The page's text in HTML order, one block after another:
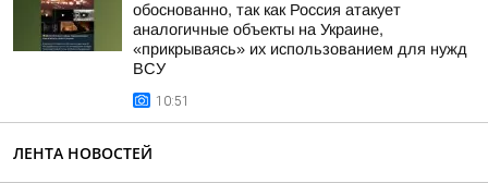
обоснованно, так как Россия атакует
аналогичные объекты на Украине,
«прикрываясь» их использованием для нужд
ВСУ
10:51
ЛЕНТА НОВОСТЕЙ